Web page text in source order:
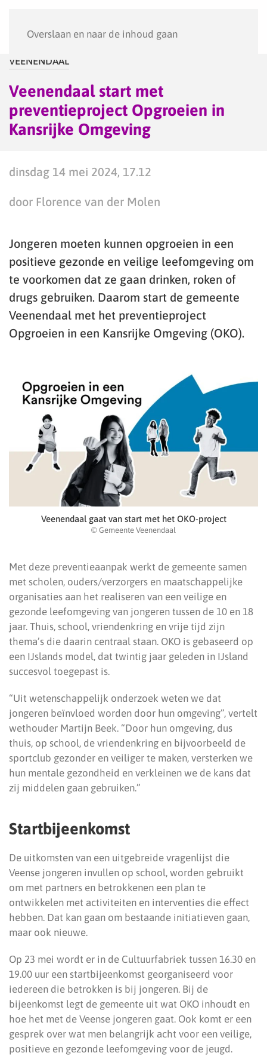
Overslaan en naar de inhoud gaan
VEENENDAAL
Veenendaal start met
preventieproject Opgroeien in
Kansrijke Omgeving
dinsdag 14 mei 2024, 17.12
door Florence van der Molen
Jongeren moeten kunnen opgroeien in een
positieve gezonde en veilige leefomgeving om
te voorkomen dat ze gaan drinken, roken of
drugs gebruiken. Daarom start de gemeente
Veenendaal met het preventieproject
Opgroeien in een Kansrijke Omgeving (OKO).
Veenendaal gaat van start met het OKO-project
© Gemeente Veenendaal
Met deze preventieaanpak werkt de gemeente samen
met scholen, ouders/verzorgers en maatschappelijke
organisaties aan het realiseren van een veilige en
gezonde leefomgeving van jongeren tussen de 10 en 18
jaar. Thuis, school, vriendenkring en vrije tijd zijn
thema’s die daarin centraal staan. OKO is gebaseerd op
een IJslands model, dat twintig jaar geleden in IJsland
succesvol toegepast is.
“Uit wetenschappelijk onderzoek weten we dat
jongeren beïnvloed worden door hun omgeving”, vertelt
wethouder Martijn Beek. “Door hun omgeving, dus
thuis, op school, de vriendenkring en bijvoorbeeld de
sportclub gezonder en veiliger te maken, versterken we
hun mentale gezondheid en verkleinen we de kans dat
zij middelen gaan gebruiken.”
Startbijeenkomst
De uitkomsten van een uitgebreide vragenlijst die
Veense jongeren invullen op school, worden gebruikt
om met partners en betrokkenen een plan te
ontwikkelen met activiteiten en interventies die effect
hebben. Dat kan gaan om bestaande initiatieven gaan,
maar ook nieuwe.
Op 23 mei wordt er in de Cultuurfabriek tussen 16.30 en
19.00 uur een startbijeenkomst georganiseerd voor
iedereen die betrokken is bij jongeren. Bij de
bijeenkomst legt de gemeente uit wat OKO inhoudt en
hoe het met de Veense jongeren gaat. Ook komt er een
gesprek over wat men belangrijk acht voor een veilige,
positieve en gezonde leefomgeving voor de jeugd.